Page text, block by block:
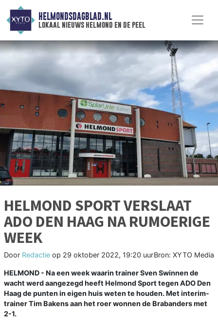
HELMONDSDAGBLAD.NL
lokaal nieuws helmond en de peel
HELMOND SPORT VERSLAAT
ADO DEN HAAG NA RUMOERIGE
WEEK
Door Redactie op 29 oktober 2022, 19:20 uurBron: XYTO Media
HELMOND - Na een week waarin trainer Sven Swinnen de
wacht werd aangezegd heeft Helmond Sport tegen ADO Den
Haag de punten in eigen huis weten te houden. Met interim-
trainer Tim Bakens aan het roer wonnen de Brabanders met
2-1.